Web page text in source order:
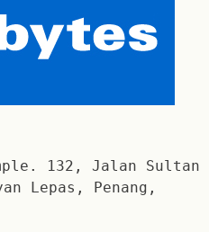
132, Jalan Sultan
Lepas, Penang,